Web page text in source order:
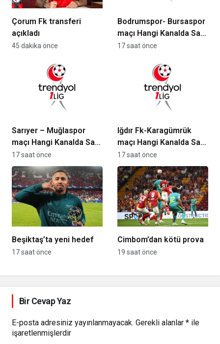
Çorum Fk transferi
açıkladı
45 dakika önce
Bodrumspor- Bursaspor
maçı Hangi Kanalda Saat
Kaçta Yayınlanacak?
17 saat önce
Sarıyer – Muğlaspor
maçı Hangi Kanalda Saat
Kaçta Yayınlanacak?
17 saat önce
Iğdır Fk-Karagümrük
maçı Hangi Kanalda Saat
Kaçta Yayınlanacak?
17 saat önce
Beşiktaş’ta yeni hedef
17 saat önce
Cimbom’dan kötü prova
19 saat önce
Bir Cevap Yaz
E-posta adresiniz yayınlanmayacak. Gerekli alanlar * ile
işaretlenmişlerdir